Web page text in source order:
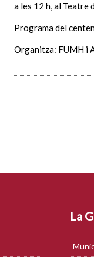
a les 12 h, al
Programa del
Organitza: FUMH i
La